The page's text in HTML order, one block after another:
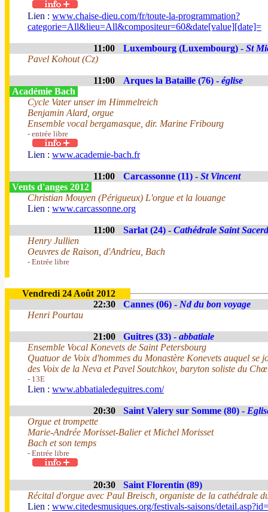
Lien : www.chaise-dieu.com/fr/toute-la-programmation?
categorie=All&lieu=All&compositeur=60&date[value][date]=
11:00 Luxembourg (Luxembourg) - St
Pavel Kohout (Cz)
11:00 Arques la Bataille (76) - église
Académie Bach
Cycle Vater unser im Himmelreich
Benjamin Alard, orgue
Ensemble vocal bergamasque, dir. Marine Fribourg
- entrée libre
Lien : www.academie-bach.fr
11:00 Carcassonne (11) - St Vincent
Vents d'anges 2012
Christian Mouyen (Périgueux) L'orgue et la louange
Lien : www.carcassonne.org
11:00 Sarlat (24) - Cathédrale Saint
Henry Jullien
Oeuvres de Raison, d'Andrieu, Bach
- Entrée libre
Vendredi 24 Août 2012
22:30
Cannes (06) - Nd du bon voyage
Henri Pourtau
21:00 Guitres (33) - abbatiale
Ensemble Vocal Konevets de Saint Petersbourg
Quatuor de Voix d'hommes du Monastère Konevets auquel se
des Voix de la Neva et Pavel Soutchkov, baryton soliste du
- 13E
Lien : www.abbatialedeguitres.com/
20:30 Saint Valery sur Somme (80) -
Orgue et trompette
Marie-Andrée Morisset-Balier et Michel Morisset
Bach et son temps
- Entrée libre
20:30
Saint Florentin (89)
Récital d'orgue avec Paul Breisch, organiste de la cathédrale
Lien : www.citedesmusiques.org/festivals-saisons/